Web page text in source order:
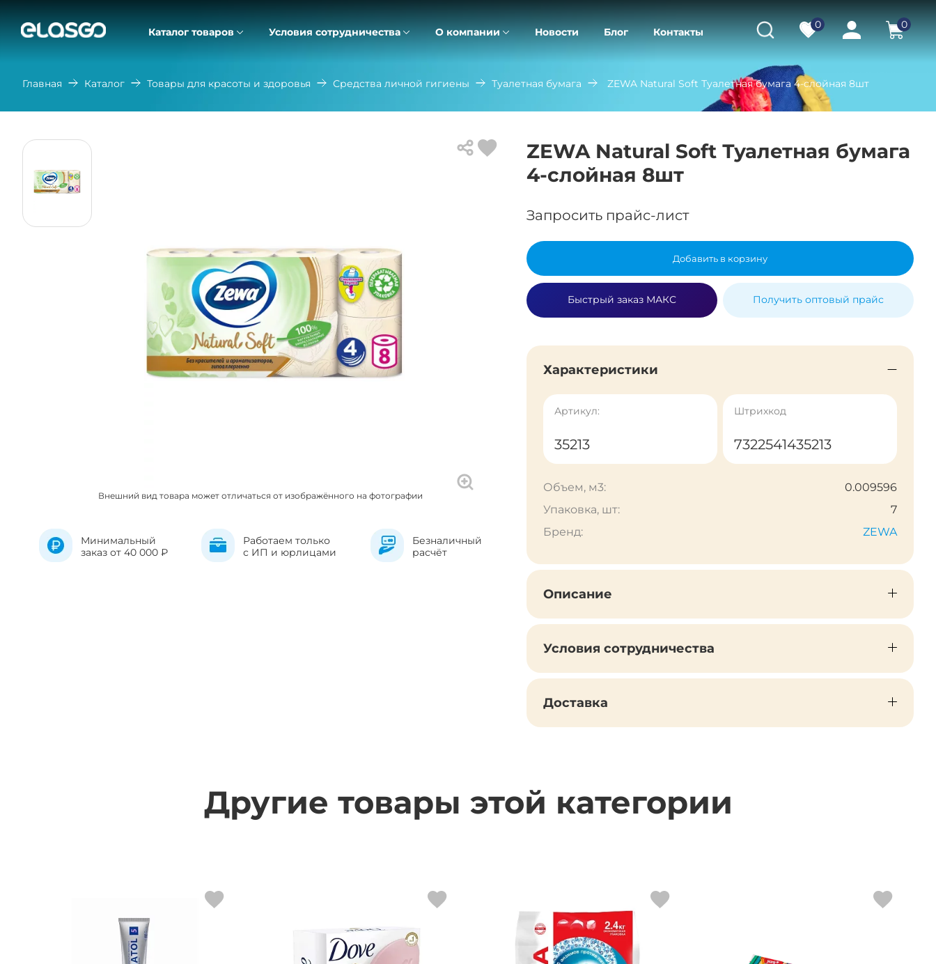
Каталог товаров Условия сотрудничества О компании Новости Блог Контакты
0 0
Главная Каталог Товары для красоты и здоровья Средства личной гигиены Туалетная бумага ZEWA Natural Soft Туалетная бумага 4-cлойная 8шт
Внешний вид товара может отличаться от изображённого на фотографии
Минимальный
заказ от 40 000 ₽
Работаем только
с ИП и юрлицами
Безналичный
расчёт
ZEWA Natural Soft Туалетная бумага
4-cлойная 8шт
Запросить прайс-лист
Добавить в корзину
Быстрый заказ МАКС Получить оптовый прайс
Характеристики
Артикул:
35213
Штрихкод
7322541435213
Объем, м3:
0.009596
Упаковка, шт:
7
Бренд:
ZEWA
Описание
Условия сотрудничества
Доставка
Другие товары этой категории